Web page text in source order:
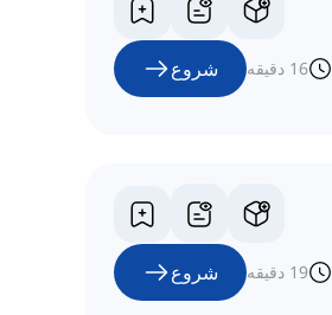
16 دقیقه شروع
19 دقیقه شروع